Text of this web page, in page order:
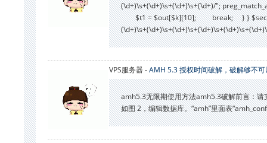
(\d+)\s+(\d+)\s+(\d+)\s+(\d+)/";
$t1 = $out[$k][10]; break; } } $sec = 10;
VPS服务器 -AMH 5.3 授权时间破解，破解够不
amh5.3无限期使用方法amh5.3破解前言：
如图 2，编辑数据库。“amh”里面表